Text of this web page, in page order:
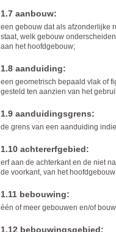
1.7 aanbouw:
een gebouw dat als afzonderlijke
staat, welk gebouw
aan het hoofdgebouw;
1.8 aanduiding:
een geometrisch bepaald vlak of
gesteld ten aanzien van het
1.9 aanduidingsgrens:
de grens van een aanduiding
1.10 achtererfgebied:
erf aan de achterkant en de niet
de voorkant, van het
1.11 bebouwing:
één of meer gebouwen en/of
1.12 bebouwingsgebied: